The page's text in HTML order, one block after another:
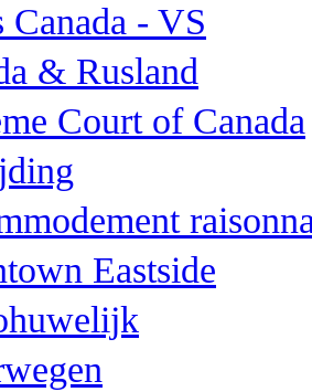
Canada - VS
& Rusland
Court of Canada
Eastside